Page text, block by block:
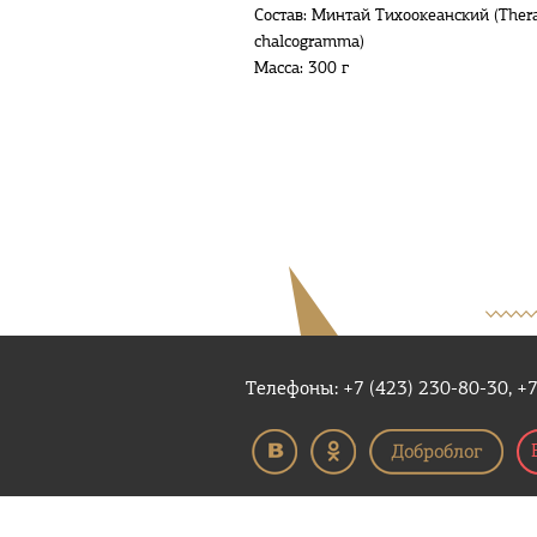
Состав: Минтай Тихоокеанский
chalcogramma)
Масса: 300 г
Телефоны: +7 (423) 230-80-30,